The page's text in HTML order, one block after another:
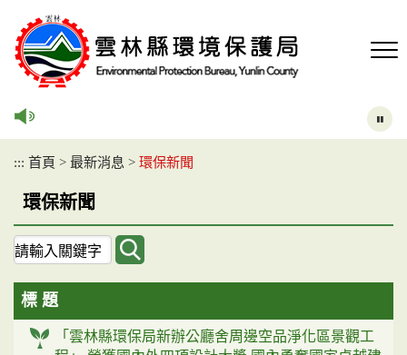
::: 首頁 > 最新消息 > 環保新聞
環保新聞
關
鍵
字
查
詢
標 題
「雲林縣環保局新辦公廳舍周邊空品淨化區景觀工